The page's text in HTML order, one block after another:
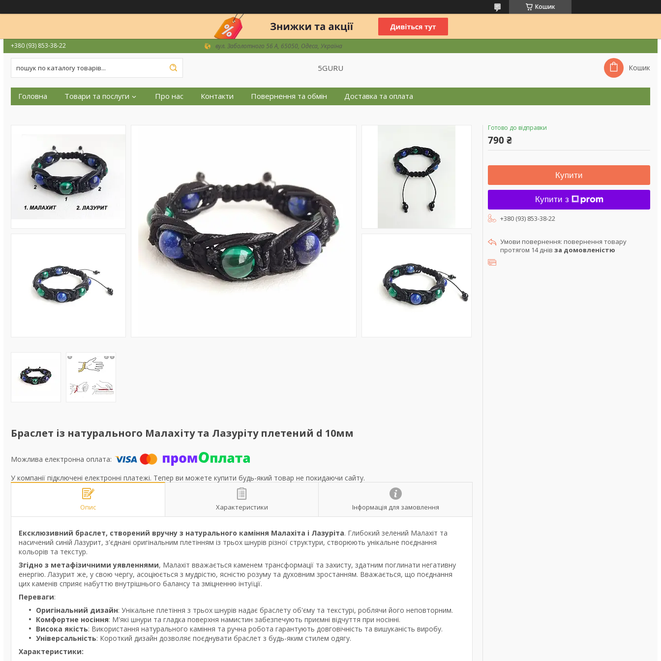
Кошик
+380 (93) 853-38-22 вул. Заболотного 56 А, 65050, Одеса, Україна
5GURU Кошик
Головна Товари та послуги Про нас Контакти Повернення та обмін Доставка та оплата
Браслет із натурального Малахіту та Лазуріту плетений d 10мм
У компанії підключені електронні платежі. Тепер ви можете купити будь-який товар не покидаючи сайту.
Опис Характеристики Інформація для замовлення
Ексклюзивний браслет, створений вручну з натурального каміння Малахіта і Лазуріта. Глибокий зелений Малахіт та
насичений синій Лазурит, з'єднані оригінальним плетінням із трьох шнурів різної структури, створюють унікальне поєднання
кольорів та текстур.
Згідно з метафізичними уявленнями, Малахіт вважається каменем трансформації та захисту, здатним поглинати негативну
енергію. Лазурит же, у свою чергу, асоціюється з мудрістю, ясністю розуму та духовним зростанням. Вважається, що поєднання
цих каменів сприяє набуттю внутрішнього балансу та зміцненню інтуїції.
Переваги:
Оригінальний дизайн: Унікальне плетіння з трьох шнурів надає браслету об'єму та текстурі, роблячи його неповторним.
Комфортне носіння: М'які шнури та гладка поверхня намистин забезпечують приємні відчуття при носінні.
Висока якість: Використання натурального каміння та ручна робота гарантують довговічність та вишуканість виробу.
Універсальність: Короткий дизайн дозволяє поєднувати браслет з будь-яким стилем одягу.
Характеристики:
Готово до відправки
790 ₴
Купити
Купити з
+380 (93) 853-38-22
повернення товару
протягом 14 днів за домовленістю